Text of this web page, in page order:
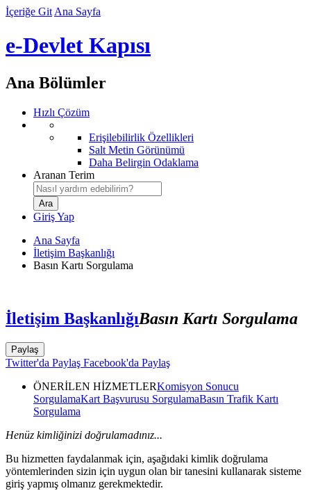
İçeriğe Git Ana Sayfa
e-Devlet Kapısı
Ana Bölümler
Hızlı Çözüm
Erişilebilirlik Özellikleri
Salt Metin Görünümü
Daha Belirgin Odaklama
Aranan Terim
Giriş Yap
Ana Sayfa
İletişim Başkanlığı
Basın Kartı Sorgulama
İletişim BaşkanlığıBasın Kartı Sorgulama
Paylaş
Twitter'da Paylaş Facebook'da Paylaş
ÖNERİLEN HİZMETLERKomisyon Sonucu
SorgulamaKart Başvurusu SorgulamaBasın Trafik Kartı
Sorgulama
Henüz kimliğinizi doğrulamadınız...
Bu hizmetten faydalanmak için, aşağıdaki kimlik doğrulama
yöntemlerinden sizin için uygun olan bir tanesini kullanarak sisteme
giriş yapmış olmanız gerekmektedir.